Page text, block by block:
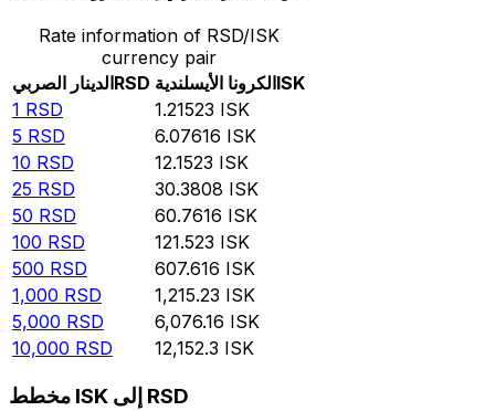
Rate information of RSD/ISK
currency pair
الدينار الصربيRSD الكرونا الأيسلنديةISK
1 RSD 1.21523 ISK
5 RSD 6.07616 ISK
10 RSD 12.1523 ISK
25 RSD 30.3808 ISK
50 RSD 60.7616 ISK
100 RSD 121.523 ISK
500 RSD 607.616 ISK
1,000 RSD 1,215.23 ISK
5,000 RSD 6,076.16 ISK
10,000 RSD 12,152.3 ISK
مخطط ISK إلى RSD